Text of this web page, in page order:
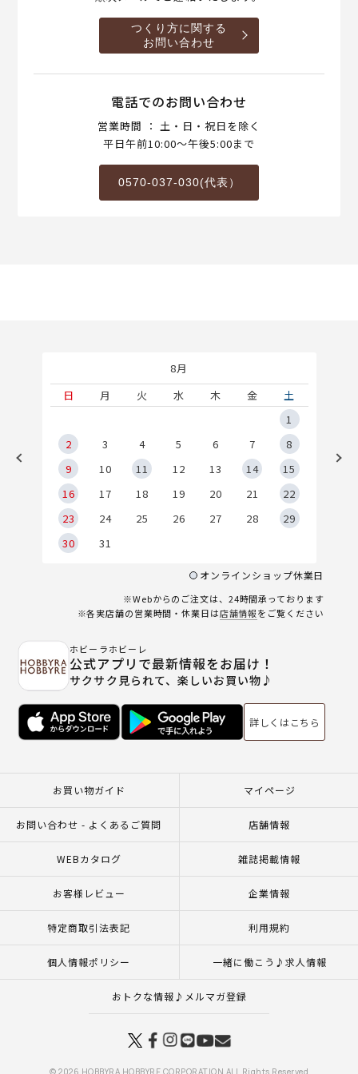
つくり方に関する
お問い合わせ
電話でのお問い合わせ
営業時間 ： 土・日・祝日を除く
平日午前10:00～午後5:00まで
0570-037-030(代表）
8月
日
月 火 水 木 金
土
1
2
3 4 5 6 7
8
9
10 11 12 13 14
15
16
17 18 19 20 21
22
23
24 25 26 27 28
29
30
31
オンラインショップ休業日
※Webからのご注文は、24時間承っております
※各実店舗の営業時間・休業日は店舗情報をご覧ください
ホビーラホビーレ
公式アプリで最新情報をお届け！
サクサク見られて、楽しいお買い物♪
詳しくはこちら
お買い物ガイド マイページ
お問い合わせ - よくあるご質問 店舗情報
WEBカタログ 雑誌掲載情報
お客様レビュー 企業情報
特定商取引法表記 利用規約
個人情報ポリシー 一緒に働こう♪求人情報
おトクな情報♪メルマガ登録